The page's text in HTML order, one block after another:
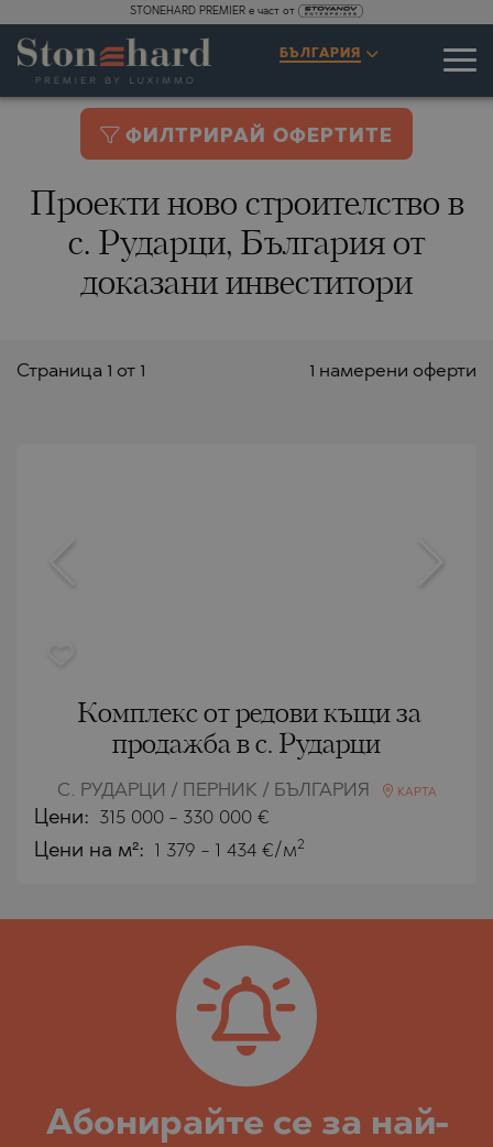
STONEHARD PREMIER е част от
БЪЛГАРИЯ
ФИЛТРИРАЙ ОФЕРТИТЕ
Проекти ново строителство в
с. Рударци, България от
доказани инвеститори
1 намерени оферти
Страницa 1 от 1
Комплекс от редови къщи за
продажба в с. Рударци
С. РУДАРЦИ / ПЕРНИК / БЪЛГАРИЯ КАРТА
Цени: 315 000 - 330 000 €
Цени на м²: 1 379 - 1 434 €/м2
Абoнирайте се за най-